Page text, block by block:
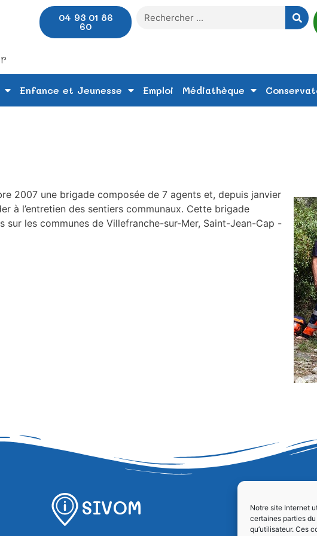
Notre site Internet
certaines parties
qu’utilisateur. Ces
04 93 01 86
60
Enfance et Jeunesse Emploi Médiathèque
2007 une brigade composée de 7 agents et, depuis janvier
à l’entretien des sentiers communaux. Cette brigade
sur les communes de Villefranche-sur-Mer, Saint-Jean-Cap -
SIVOM